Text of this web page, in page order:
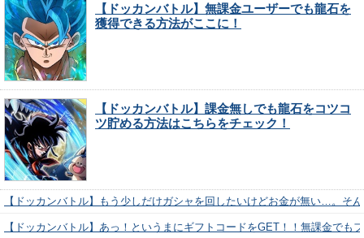
【ドッカンバトル】無課金ユーザーでも龍石を
獲得できる方法がここに！
【ドッカンバトル】課金無しでも龍石をコツコ
ツ貯める方法はこちらをチェック！
【ドッカンバトル】もう少しだけガシャを回したいけどお金が無い…。そ
【ドッカンバトル】あっ！というまにギフトコードをGET！！無課金でも